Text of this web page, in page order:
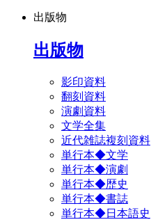
出版物
出版物
影印資料
翻刻資料
演劇資料
文学全集
近代雑誌複刻資料
単行本◆文学
単行本◆演劇
単行本◆歴史
単行本◆書誌
単行本◆日本語史